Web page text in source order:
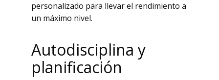
personalizado para llevar el rendimiento a
un máximo nivel.
Autodisciplina y
planificación